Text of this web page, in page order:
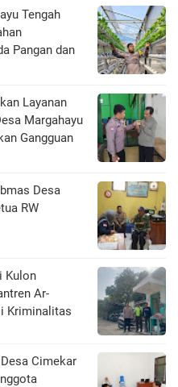
Tengah
Pangan dan
Layanan
Margahayu
Gangguan
Desa
RW
Kulon
Ar-
Kriminalitas
Cimekar